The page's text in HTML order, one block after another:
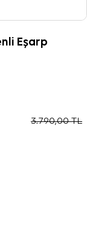
Eşarp
3.790,00TL